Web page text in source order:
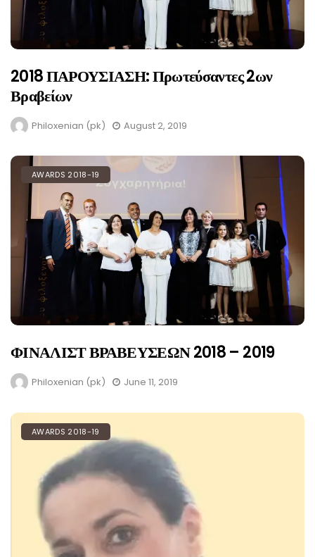
2018 ΠΑΡΟΥΣΙΑΣΗ: Πρωτεύσαντες 2ων
Βραβείων
Philoxenian (pk) August 2, 2019
AWARDS 2018-19
ΦΙΝΑΛΙΣΤ ΒΡΑΒΕΥΣΕΩΝ 2018 – 2019
Philoxenian (pk) June 11, 2019
AWARDS 2018-19